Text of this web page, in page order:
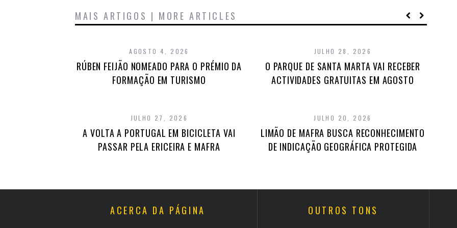
MAIS ARTIGOS | MORE ARTICLES
AGOSTO 4, 2026
RÚBEN FEIJÃO NOMEADO PARA O PRÉMIO DA
FORMAÇÃO EM TURISMO
JULHO 28, 2026
O PARQUE DE SANTA MARTA VAI RECEBER
ACTIVIDADES GRATUITAS EM AGOSTO
JULHO 27, 2026
A VOLTA A PORTUGAL EM BICICLETA VAI
PASSAR PELA ERICEIRA E MAFRA
JULHO 20, 2026
LIMÃO DE MAFRA BUSCA RECONHECIMENTO
DE INDICAÇÃO GEOGRÁFICA PROTEGIDA
ACERCA DA PÁGINA OUTROS TONS